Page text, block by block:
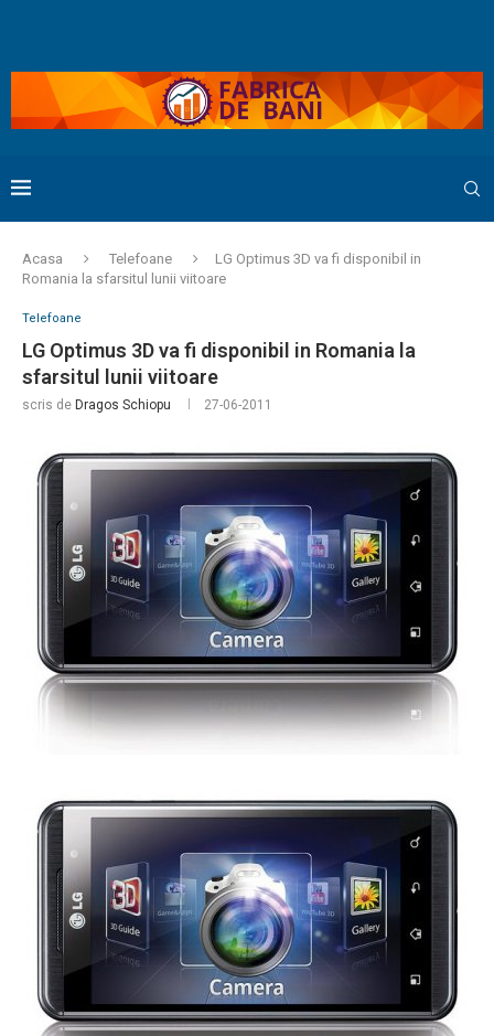
Acasa Telefoane
LG Optimus 3D va fi disponibil in
Romania la sfarsitul lunii viitoare
Telefoane
LG Optimus 3D va fi disponibil in Romania la
sfarsitul lunii viitoare
scris de Dragos Schiopu 27-06-2011